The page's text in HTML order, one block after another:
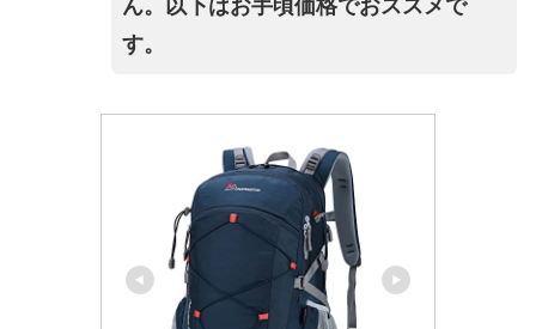
ん。以下はお手頃価格でおススメで
す。